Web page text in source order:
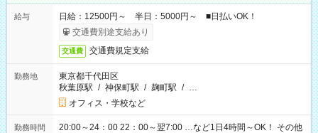
給与
日給：12500円～ 半日：5000円～ ■日払いOK！
交通費別途支給あり
交通費 交通費規定支給
勤務地
東京都千代田区
秋葉原駅 / 神保町駅 / 麹町駅 / …
オフィス・学校など
勤務時間
20:00～24：00 22：00～翌7:00 …など1日4時間～OK！ その他